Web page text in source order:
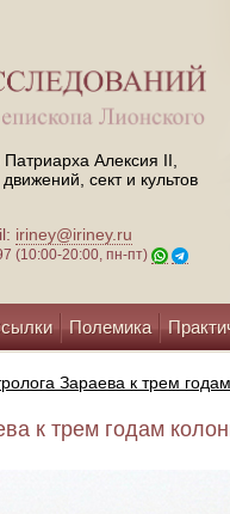
Алексия II,
сект и культов
iriney@iriney.ru
(10:00-20:00, пн-пт)
Полемика
Зараева к трем
к трем годам